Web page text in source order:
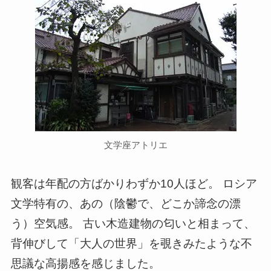
文学座アトリエ
観客は年配の方ばかりわずか10人ほど。 ロシア
文学特有の、あの（陰鬱で、どこか諦念の漂
う）空気感。 古い木造建物の匂いと相まって、
背伸びして「大人の世界」を覗きみたような不
思議な高揚感を感じました。